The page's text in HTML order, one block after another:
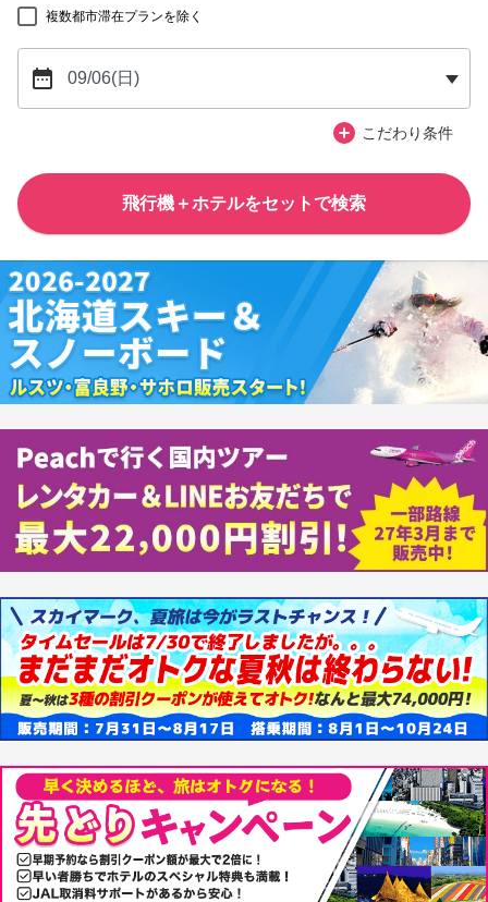
複数都市滞在プランを除く
こだわり条件
飛行機＋ホテルをセットで検索